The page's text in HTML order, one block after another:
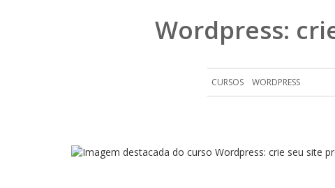
Wordpress:
CURSOS WORDPRESS